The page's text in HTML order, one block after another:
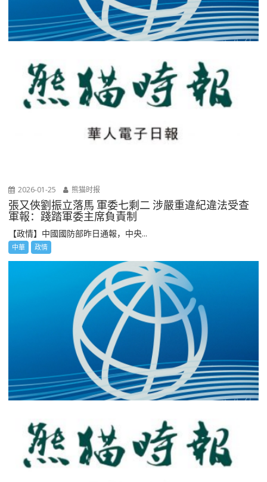
2026-01-25 熊猫时报
張又俠劉振立落馬 軍委七剩二 涉嚴重違紀違法受查
軍報：踐踏軍委主席負責制
【政情】中國國防部昨日通報，中央...
中華 政情